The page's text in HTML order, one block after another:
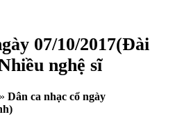
07/10/2017(Đài
nghệ sĩ
Dân ca nhạc cổ ngày